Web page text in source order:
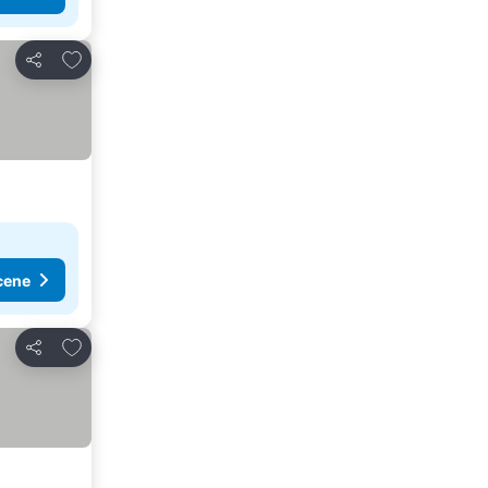
Deli
Dodati u favorite
Deli
Dodati u favorite